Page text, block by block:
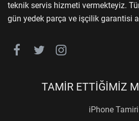
teknik servis hizmeti vermekteyiz.
gün yedek parça ve işçilik garantisi
TAMİR ETTİĞİMİZ
iPhone Tamiri